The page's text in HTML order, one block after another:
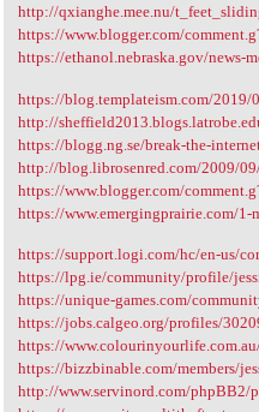
http://qxianghe.mee.nu/
https://www.blogger.com/
https://ethanol.nebraska.gov/news-
https://blog.templateism.com/2019/
http://
https://blogg.ng.se/break-the-
http://blog.librosenred.com/2009/09/
https://www.blogger.com/
https://www.emergingprairie.com/1-
https://support.logi.com/hc/en-us/
https://lpg.ie/community/profile/
https://unique-games.com/
https://jobs.calgeo.org/profiles/
https://
https://bizzbinable.com/members/
http://www.servinord.com/